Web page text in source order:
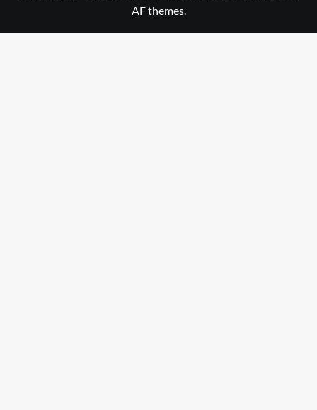
AF themes.